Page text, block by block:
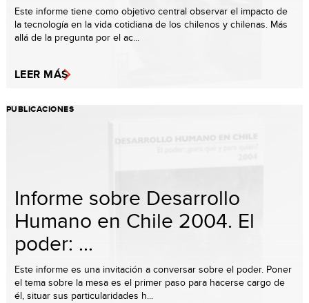
Este informe tiene como objetivo central observar el impacto de
la tecnología en la vida cotidiana de los chilenos y chilenas. Más
allá de la pregunta por el ac...
LEER MÁS
PUBLICACIONES
Informe sobre Desarrollo
Humano en Chile 2004. El
poder: ...
Este informe es una invitación a conversar sobre el poder. Poner
el tema sobre la mesa es el primer paso para hacerse cargo de
él, situar sus particularidades h...